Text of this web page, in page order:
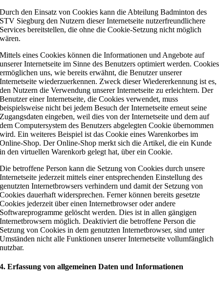
Durch den Einsatz von Cookies kann die Abteilung Badminton des
STV Siegburg den Nutzern dieser Internetseite nutzerfreundlichere
Services bereitstellen, die ohne die Cookie-Setzung nicht möglich
wären.
Mittels eines Cookies können die Informationen und Angebote auf
unserer Internetseite im Sinne des Benutzers optimiert werden. Cookies
ermöglichen uns, wie bereits erwähnt, die Benutzer unserer
Internetseite wiederzuerkennen. Zweck dieser Wiedererkennung ist es,
den Nutzern die Verwendung unserer Internetseite zu erleichtern. Der
Benutzer einer Internetseite, die Cookies verwendet, muss
beispielsweise nicht bei jedem Besuch der Internetseite erneut seine
Zugangsdaten eingeben, weil dies von der Internetseite und dem auf
dem Computersystem des Benutzers abgelegten Cookie übernommen
wird. Ein weiteres Beispiel ist das Cookie eines Warenkorbes im
Online-Shop. Der Online-Shop merkt sich die Artikel, die ein Kunde
in den virtuellen Warenkorb gelegt hat, über ein Cookie.
Die betroffene Person kann die Setzung von Cookies durch unsere
Internetseite jederzeit mittels einer entsprechenden Einstellung des
genutzten Internetbrowsers verhindern und damit der Setzung von
Cookies dauerhaft widersprechen. Ferner können bereits gesetzte
Cookies jederzeit über einen Internetbrowser oder andere
Softwareprogramme gelöscht werden. Dies ist in allen gängigen
Internetbrowsern möglich. Deaktiviert die betroffene Person die
Setzung von Cookies in dem genutzten Internetbrowser, sind unter
Umständen nicht alle Funktionen unserer Internetseite vollumfänglich
nutzbar.
4. Erfassung von allgemeinen Daten und Informationen